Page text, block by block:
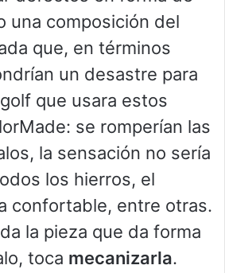
una composición del
que, en términos
un desastre para
que usara estos
se romperían las
la sensación no sería
los hierros, el
confortable, entre otras.
la pieza que da forma
toca mecanizarla.